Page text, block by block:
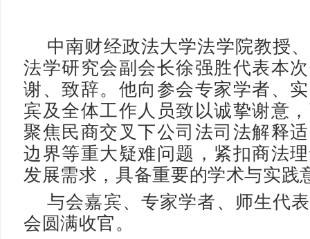
中南财经政法大学法学院教授
法学研究会副会长徐强胜代表本
谢、致辞。他向参会专家学者、
宾及全体工作人员致以诚挚谢意
聚焦民商交叉下公司法司法解释
边界等重大疑难问题，紧扣商法
发展需求，具备重要的学术与实践
与会嘉宾、专家学者、师生代
会圆满收官。